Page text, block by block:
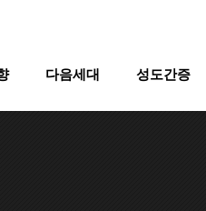
다음세대 성도간증